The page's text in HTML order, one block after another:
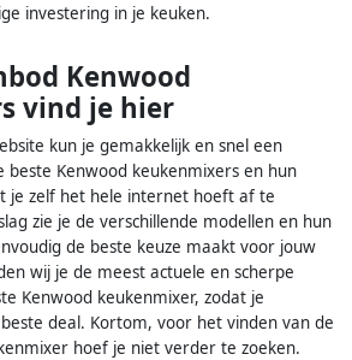
investering in je keuken.
Kenwood
vind je hier
kun je gemakkelijk en snel een
beste Kenwood keukenmixers en hun
je zelf het hele internet hoeft af te
zie je de verschillende modellen en hun
de beste keuze maakt voor jouw
wij je de meest actuele en scherpe
Kenwood keukenmixer, zodat je
deal. Kortom, voor het vinden van de
hoef je niet verder te zoeken.